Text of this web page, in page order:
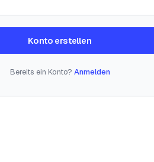
Konto erstellen
Bereits ein Konto? Anmelden